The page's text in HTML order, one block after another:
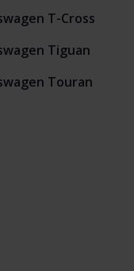
T-Cross
Tiguan
Touran